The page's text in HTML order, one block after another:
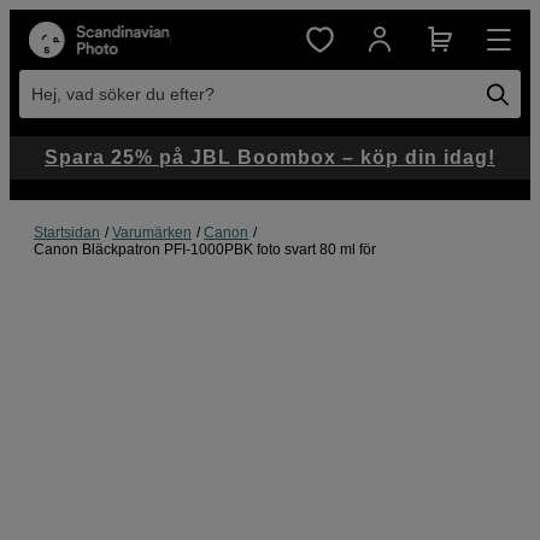
Hej, vad söker du efter?
Startsidan Varumärken
Canon
Canon Bläckpatron PFI-1000PBK foto svart 80 ml för
Spara 25% på JBL Boombox – köp din idag!